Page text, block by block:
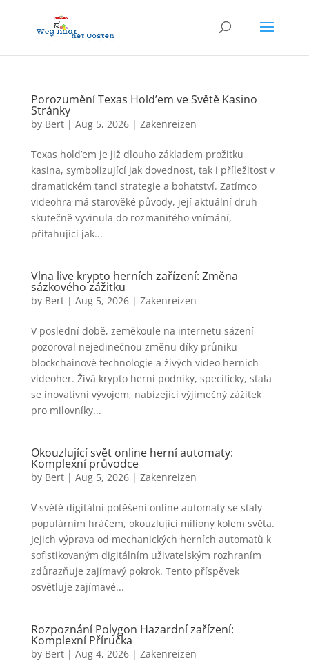
Porozumění Texas Hold’em ve Světě Kasino
Stránky
by Bert| Aug 5, 2026| Zakenreizen
Texas hold’em je již dlouho základem prožitku
kasina, symbolizující jak dovednost, tak i příležitost v
dramatickém tanci strategie a bohatství. Zatímco
videohra má starověké původy, její aktuální druh
skutečně vyvinula do rozmanitého vnímání,
přitahující jak...
Vlna live krypto herních zařízení: Změna
sázkového zážitku
by Bert| Aug 5, 2026| Zakenreizen
V poslední době, zeměkoule na internetu sázení
pozoroval nejedinečnou změnu díky průniku
blockchainové technologie a živých video herních
videoher. Živá krypto herní podniky, specificky, stala
se inovativní vývojem, nabízející výjimečný zážitek
pro milovníky...
Okouzlující svět online herní automaty:
Komplexní průvodce
by Bert| Aug 5, 2026| Zakenreizen
V světě digitální potěšení online automaty se staly
populárním hráčem, okouzlující miliony kolem světa.
Jejich výprava od mechanických herních automatů k
sofistikovaným digitálním uživatelským rozhraním
zdůrazňuje zajímavý pokrok. Tento příspěvek
osvětluje zajímavé...
Rozpoznání Polygon Hazardní zařízení:
Komplexní Příručka
by Bert| Aug 4, 2026| Zakenreizen